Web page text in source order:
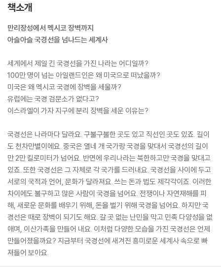
책소개
만리장성에서 멕시코 장벽까지
아슬아슬 국경선을 넘나드는 세계사
세계에서 제일 긴 국경선을 가진 나라는 어디일까?
100만 명이 넘는 아일랜드인은 왜 미국으로 떠났을까?
미국은 왜 멕시코 국경에 장벽을 세울까?
유럽에는 국경 검문소가 없다고?
이스라엘이 가자 지구에 분리 장벽을 세운 이유는?
국경선은 나라마다 달라요. 구불구불한 곳도 있고 직선인 곳도 있죠. 길이
도 천차만별이에요. 중국은 열네 개 국가랑 국경을 맞대서 국경선의 길이
만 2만 킬로미터가 넘어요. 반면에 우리나라는 북한하고만 국경을 맞대고
있죠. 또한 국경선은 그 자체로 각 국가를 드러내요. 국경선을 사이에 두고
서로의 국적과 언어, 문화가 달라져요. 쓰는 돈과 법도 제각각이죠. 이러한
차이에도 불구하고 많은 사람이 국경을 넘어요. 전쟁이나 자연재해를 피
해, 새로운 문화를 배우기 위해, 돈을 벌기 위해 국경을 넘어요. 하지만 국
경선은 때로 장벽이 되기도 해요. 갈 곳 없는 난민을 막고 민족 다양성을 없
애며, 이산가족을 만들어 내요. 이처럼 다양한 모습을 가진 국경선은 언제
만들어졌을까요? 지금부터 국경선에 새겨진 흥미로운 세계사 속으로 빠
져들어 보아요.